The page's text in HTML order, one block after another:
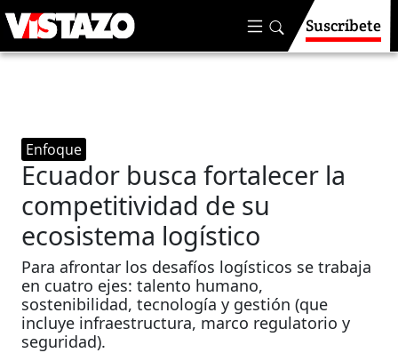
Suscríbete
Enfoque
Ecuador busca fortalecer la
competitividad de su
ecosistema logístico
Para afrontar los desafíos logísticos se trabaja
en cuatro ejes: talento humano,
sostenibilidad, tecnología y gestión (que
incluye infraestructura, marco regulatorio y
seguridad).